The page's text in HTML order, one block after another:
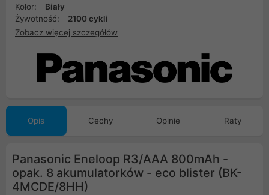
Kolor:
Biały
Żywotność:
2100 cykli
Zobacz więcej szczegółów
Opis Cechy Opinie Raty
Panasonic Eneloop R3/AAA 800mAh -
opak. 8 akumulatorków - eco blister (BK-
4MCDE/8HH)